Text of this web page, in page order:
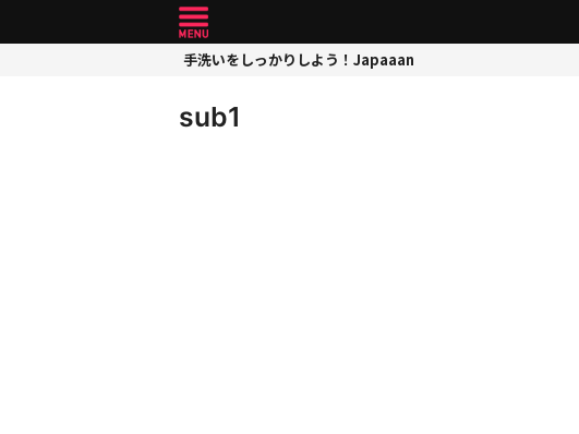
手洗いをしっかりしよう！Japaaan
sub1